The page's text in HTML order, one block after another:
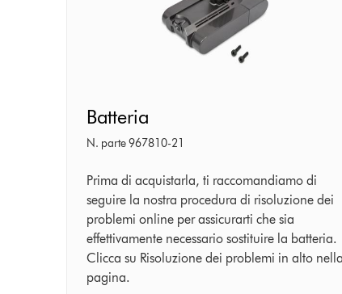
Batteria
N. parte 967810-21
Prima di acquistarla, ti raccomandiamo di
seguire la nostra procedura di risoluzione dei
problemi online per assicurarti che sia
effettivamente necessario sostituire la batteria.
Clicca su Risoluzione dei problemi in alto nella
pagina.